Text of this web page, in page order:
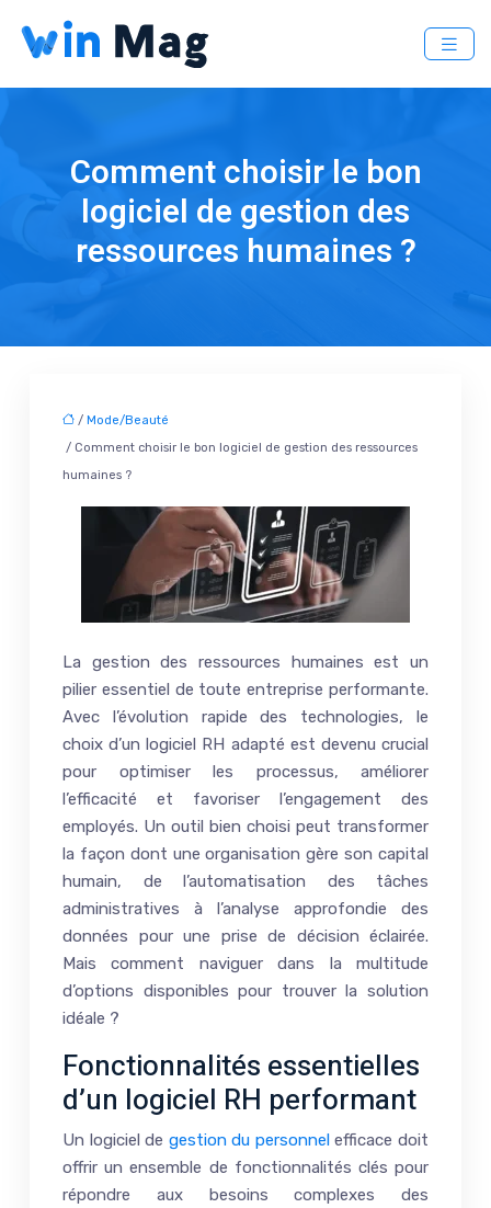
Comment choisir le bon
logiciel de gestion des
ressources humaines ?
/ Mode/Beauté
/ Comment choisir le bon logiciel de gestion des ressources
humaines ?
La gestion des ressources humaines est un
pilier essentiel de toute entreprise performante.
Avec l’évolution rapide des technologies, le
choix d’un logiciel RH adapté est devenu crucial
pour optimiser les processus, améliorer
l’efficacité et favoriser l’engagement des
employés. Un outil bien choisi peut transformer
la façon dont une organisation gère son capital
humain, de l’automatisation des tâches
administratives à l’analyse approfondie des
données pour une prise de décision éclairée.
Mais comment naviguer dans la multitude
d’options disponibles pour trouver la solution
idéale ?
Fonctionnalités essentielles
d’un logiciel RH performant
Un logiciel de gestion du personnelefficace doit
offrir un ensemble de fonctionnalités clés pour
répondre aux besoins complexes des